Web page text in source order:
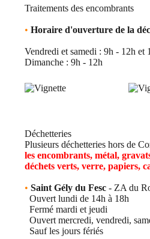
Traitements des encombrants
• Horaire d'ouverture de la
Vendredi et samedi : 9h - 12h et
Dimanche : 9h - 12h
Déchetteries
Plusieurs déchetteries hors de
les encombrants, métal,
déchets verts, verre, papiers,
• Saint Gély du Fesc- ZA du
Ouvert lundi de 14h à 18h
Fermé mardi et jeudi
Ouvert mercredi, vendredi,
Sauf les jours fériés